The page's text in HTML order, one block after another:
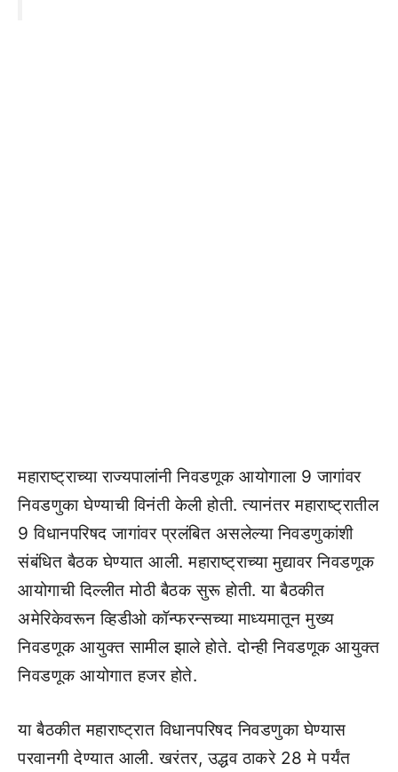
महाराष्ट्राच्या राज्यपालांनी निवडणूक आयोगाला 9 जागांवर
निवडणुका घेण्याची विनंती केली होती. त्यानंतर महाराष्ट्रातील
9 विधानपरिषद जागांवर प्रलंबित असलेल्या निवडणुकांशी
संबंधित बैठक घेण्यात आली. महाराष्ट्राच्या मुद्यावर निवडणूक
आयोगाची दिल्लीत मोठी बैठक सुरू होती. या बैठकीत
अमेरिकेवरून व्हिडीओ कॉन्फरन्सच्या माध्यमातून मुख्य
निवडणूक आयुक्त सामील झाले होते. दोन्ही निवडणूक आयुक्त
निवडणूक आयोगात हजर होते.
या बैठकीत महाराष्ट्रात विधानपरिषद निवडणुका घेण्यास
परवानगी देण्यात आली. खरंतर, उद्धव ठाकरे 28 मे पर्यंत